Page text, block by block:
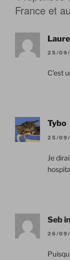
France et
25/
C’est
Tybo
25/09/
Je
Seb
26/